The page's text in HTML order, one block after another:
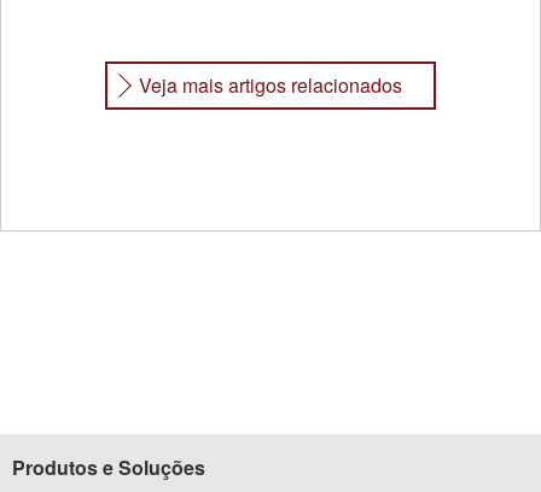
Veja mais artigos relacionados
Produtose Soluções